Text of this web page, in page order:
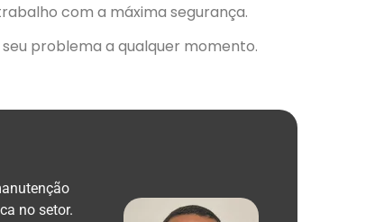
com a máxima segurança.
problema a qualquer momento.
no setor.